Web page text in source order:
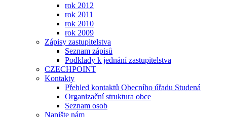
rok 2012
rok 2011
rok 2010
rok 2009
Zápisy zastupitelstva
Seznam zápisů
Podklady k jednání zastupitelstva
CZECHPOINT
Kontakty
Přehled kontaktů Obecního úřadu Studená
Organizační struktura obce
Seznam osob
Napište nám